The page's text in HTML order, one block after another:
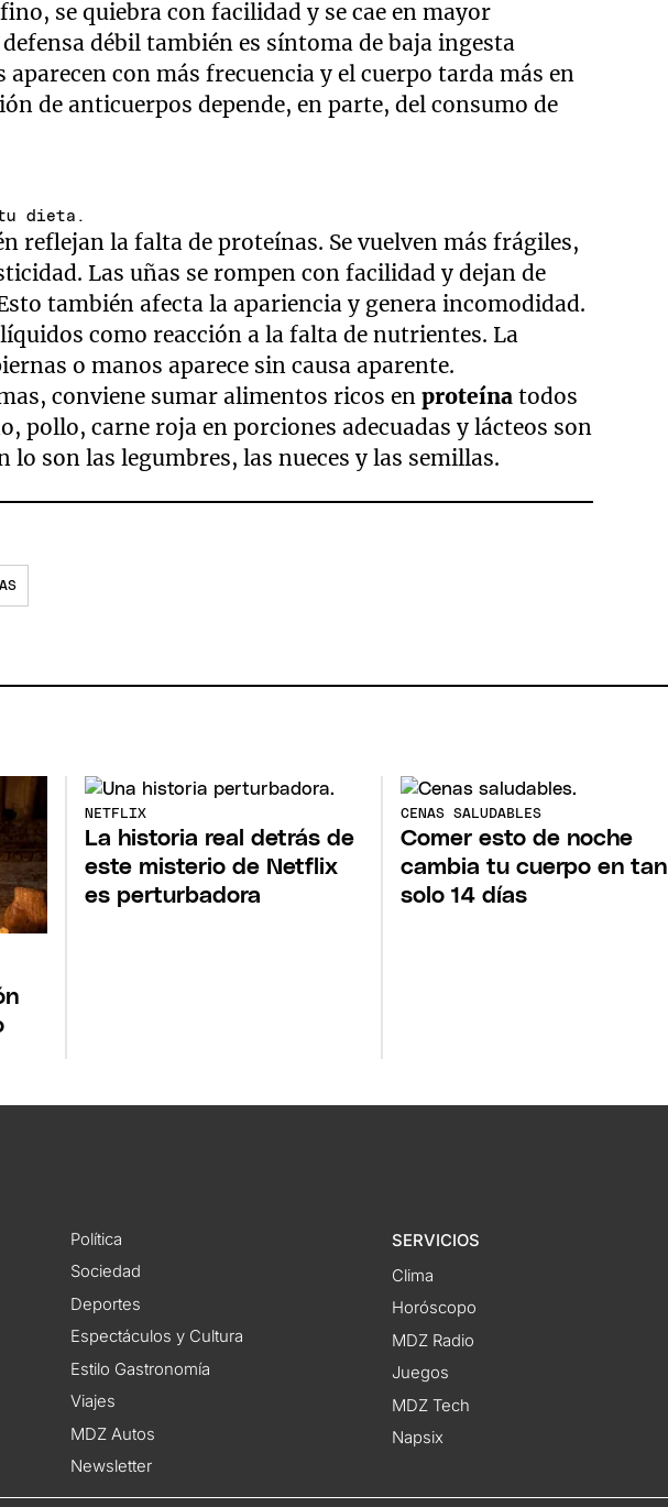
se quiebra con facilidad y se cae en mayor
débil también es síntoma de baja ingesta
con más frecuencia y el cuerpo tarda más en
de anticuerpos depende, en parte, del consumo de
dieta.
reflejan la falta de proteínas. Se vuelven más frágiles,
Las uñas se rompen con facilidad y dejan de
también afecta la apariencia y genera incomodidad.
como reacción a la falta de nutrientes. La
o manos aparece sin causa aparente.
conviene sumar alimentos ricos enproteínatodos
pollo, carne roja en porciones adecuadas y lácteos son
lo son las legumbres, las nueces y las semillas.
NETFLIX
La historia real detrás de
este misterio de Netflix
es perturbadora
CENAS SALUDABLES
Comer esto de noche
cambia tu cuerpo en tan
solo 14 días
Política
Sociedad
Deportes
Espectáculos y Cultura
Estilo Gastronomía
Viajes
MDZ Autos
Newsletter
SERVICIOS
Clima
Horóscopo
MDZ Radio
Juegos
MDZ Tech
Napsix